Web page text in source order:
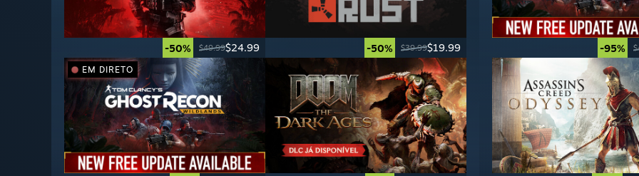
-50% $49.99$24.99 -50% $39.99$19.99
EM DIRETO
-95%